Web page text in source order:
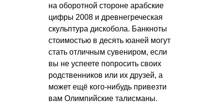
на оборотной стороне арабские
цифры 2008 и древнегреческая
скульптура дискобола. Банкноты
стоимостью в десять юаней могут
стать отличным сувениром, если
вы не успеете попросить своих
родственников или их друзей, а
может ещё кого-нибудь привезти
вам Олимпийские талисманы.